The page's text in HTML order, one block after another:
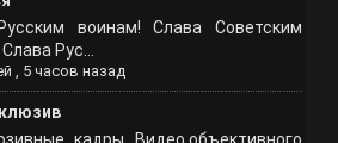
воинам! Слава Советским
Рус...
, 5 часов назад